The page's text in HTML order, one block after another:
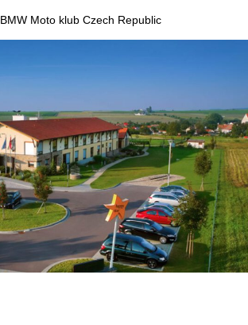
BMW Moto klub Czech Republic